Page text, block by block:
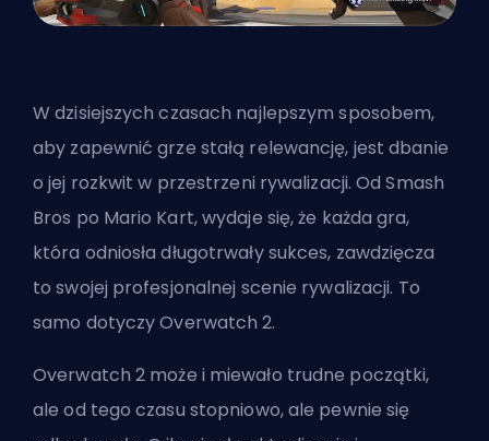
W dzisiejszych czasach najlepszym sposobem,
aby zapewnić grze stałą relewancję, jest dbanie
o jej rozkwit w przestrzeni rywalizacji. Od Smash
Bros po Mario Kart, wydaje się, że każda gra,
która odniosła długotrwały sukces, zawdzięcza
to swojej profesjonalnej scenie rywalizacji. To
samo dotyczy Overwatch 2.
Overwatch 2 może i miewało trudne początki,
ale od tego czasu stopniowo, ale pewnie się